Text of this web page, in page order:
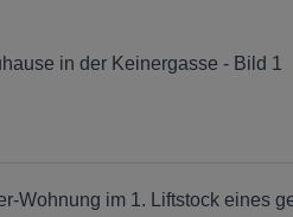
Wohnung im 1. Liftstock eines